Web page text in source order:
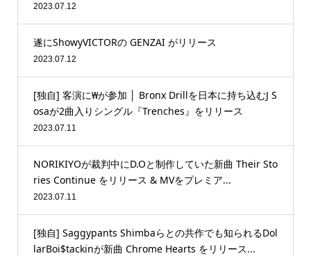
2023.07.12
遂にShowyVICTORの GENZAI がリリース
2023.07.12
[独自] 客演に₩が参加 │ Bronx Drillを日本に持ち込むJ S
osaが2曲入りシングル『Trenches』をリリース
2023.07.11
NORIKIYOが裁判中にD.Oと制作していた新曲 Their Sto
ries Continue をリリース & MVをプレミア...
2023.07.11
[独自] Saggypants Shimbaらとの共作でも知られるDol
larBoi$tackinが新曲 Chrome Hearts をリリース...